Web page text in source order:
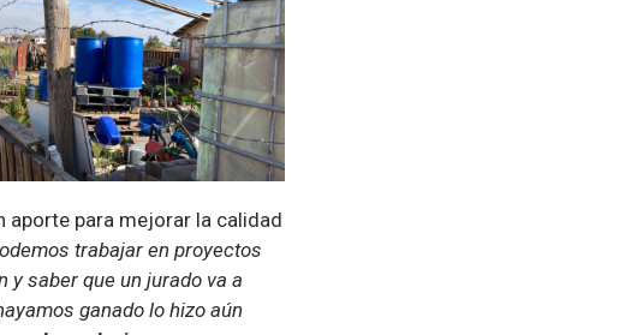
aporte para mejorar la calidad
trabajar en proyectos
y saber que un jurado va a
ganado lo hizo aún